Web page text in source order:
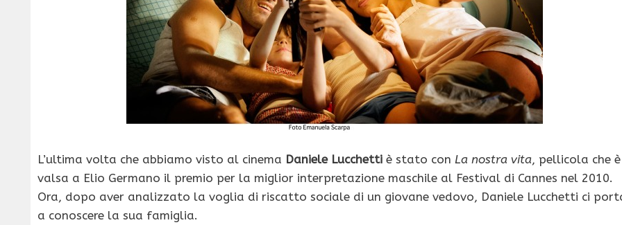
L’ultima volta che abbiamo visto al cinema Daniele Lucchetti è stato con La nostra vita, pellicola che è
valsa a Elio Germano il premio per la miglior interpretazione maschile al Festival di Cannes nel 2010.
Ora, dopo aver analizzato la voglia di riscatto sociale di un giovane vedovo, Daniele Lucchetti ci
a conoscere la sua famiglia.